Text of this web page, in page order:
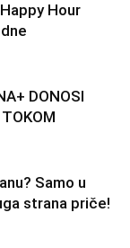
Hour
DONOSI
Samo u
strana priče!